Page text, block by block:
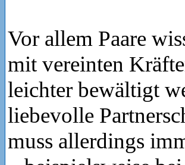
Vor allem Paare
mit vereinten
leichter bewältigt
liebevolle
muss allerdings